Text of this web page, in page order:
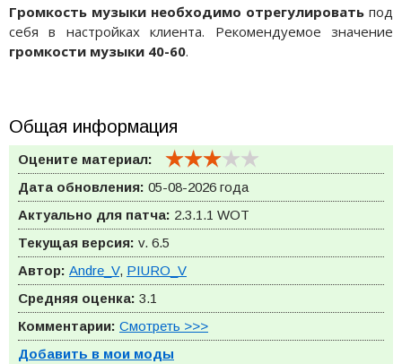
Громкость музыки необходимо отрегулировать под
себя в настройках клиента. Рекомендуемое значение
громкости музыки 40-60.
Общая информация
Оцените материал:
Дата обновления: 05-08-2026 года
Актуально для патча: 2.3.1.1 WOT
Текущая версия: v. 6.5
Автор: Andre_V, PIURO_V
Средняя оценка: 3.1
Комментарии: Смотреть >>>
Добавить в мои моды